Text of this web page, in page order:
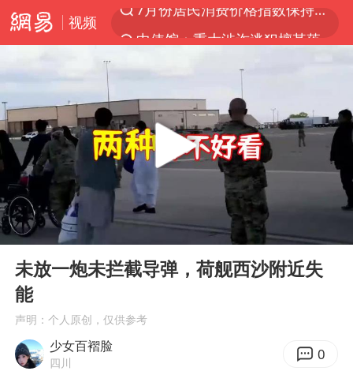
视频
哥伦比亚发生7.5级地震
哥伦比亚强震已致超20人死亡
公安部通报：抓获犯罪嫌疑人8200余名
易烊千玺金鸡百花双料影帝
“老戏骨”秦焰去世
伊朗最高领袖将任命数名高级指挥官
我国民营企业创新动能持续增强
Play
00:00
未放一炮未拦截导弹，荷舰西沙附近失
能
声明：个人原创，仅供参考
少女百褶脸
四川 0